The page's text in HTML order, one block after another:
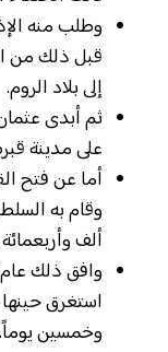
وطلب منه
قبل ذلك من
إلى بلاد الروم.
ثم أبدى
على مدينة
أما عن فتح
وقام به
ألف
وافق ذلك
استغرق
وخمسين يوماً.